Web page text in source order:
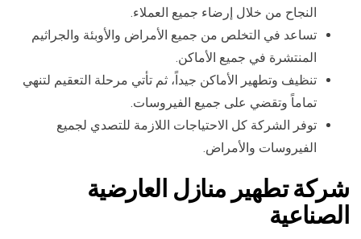
النجاح من خلال إرضاء جميع العملاء.
تساعد في التخلص من جميع الأمراض والأوبئة والجراثيم
المنتشرة في جميع الأماكن.
تنظيف وتطهير الأماكن جيداً، ثم تأتي مرحلة التعقيم لتنهي
تماماً وتقضي على جميع الفيروسات.
توفر الشركة كل الاحتياجات اللازمة للتصدي لجميع
الفيروسات والأمراض.
شركة تطهير منازل العارضية
الصناعية